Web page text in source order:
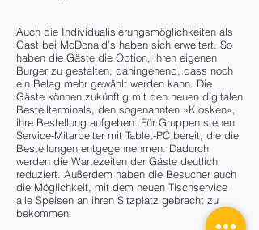
Auch die Individualisierungsmöglichkeiten als
Gast bei McDonald’s haben sich erweitert. So
haben die Gäste die Option, ihren eigenen
Burger zu gestalten, dahingehend, dass noch
ein Belag mehr gewählt werden kann. Die
Gäste können zukünftig mit den neuen digitalen
Bestellterminals, den sogenannten »Kiosken«,
ihre Bestellung aufgeben. Für Gruppen stehen
Service-Mitarbeiter mit Tablet-PC bereit, die die
Bestellungen entgegennehmen. Dadurch
werden die Wartezeiten der Gäste deutlich
reduziert. Außerdem haben die Besucher auch
die Möglichkeit, mit dem neuen Tischservice
alle Speisen an ihren Sitzplatz gebracht zu
bekommen.